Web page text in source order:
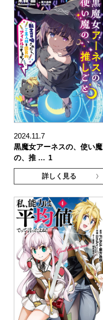
2024.11.7
黒魔女アーネスの、使い魔
の、推 … 1
詳しく見る